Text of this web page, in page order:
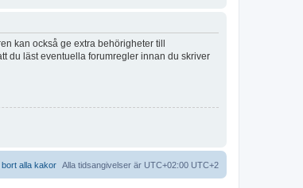
kan också ge extra behörigheter till
du läst eventuella forumregler innan du skriver
Alla tidsangivelser är UTC+02:00 UTC+2
bort alla kakor